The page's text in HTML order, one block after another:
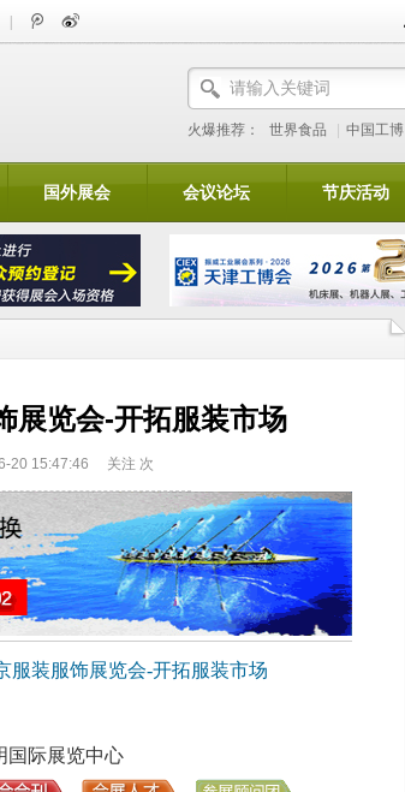
火爆推荐： 世界食品 中国工博
国外展会 会议论坛 节庆活动
展览会-开拓服装市场
20 15:47:46 关注 次
服装服饰展览会-开拓服装市场
国际展览中心